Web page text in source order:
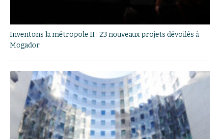
Inventons la métropole II : 23 nouveaux projets dévoilés à
Mogador